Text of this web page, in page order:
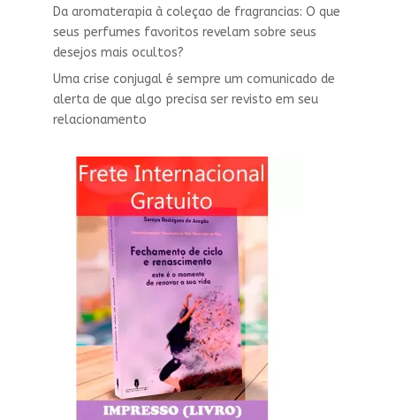
Da aromaterapia à coleçao de fragrancias: O que
seus perfumes favoritos revelam sobre seus
desejos mais ocultos?
Uma crise conjugal é sempre um comunicado de
alerta de que algo precisa ser revisto em seu
relacionamento